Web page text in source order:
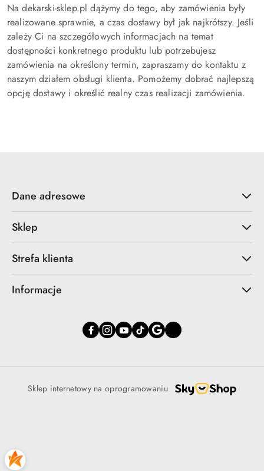
Na dekarski-sklep.pl dążymy do tego, aby zamówienia były
realizowane sprawnie, a czas dostawy był jak najkrótszy. Jeśli
zależy Ci na szczegółowych informacjach na temat
dostępności konkretnego produktu lub potrzebujesz
zamówienia na określony termin, zapraszamy do kontaktu z
naszym działem obsługi klienta. Pomożemy dobrać najlepszą
opcję dostawy i określić realny czas realizacji zamówienia.
Dane adresowe
Sklep
Strefa klienta
Informacje
Sklep internetowy na oprogramowaniu